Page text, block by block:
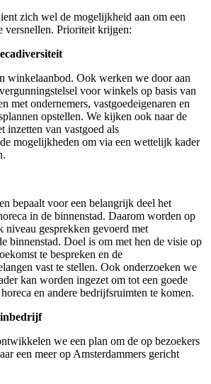
zich wel de mogelijkheid aan om een
versnellen. Prioriteit krijgen:
winkelaanbod. Ook werken we door aan
voor winkels op basis van
met ondernemers, vastgoedeigenaren en
opstellen. We kijken ook naar de
inzetten van vastgoed als
mogelijkheden om via een wettelijk kader
bepaalt voor een belangrijk deel het
in de binnenstad. Daarom worden op
niveau gesprekken gevoerd met
binnenstad. Doel is om met hen de visie op
te bespreken en de
vast te stellen. Ook onderzoeken we
kan worden ingezet om tot een goede
en andere bedrijfsruimten te komen.
we een plan om de op bezoekers
een meer op Amsterdammers gericht